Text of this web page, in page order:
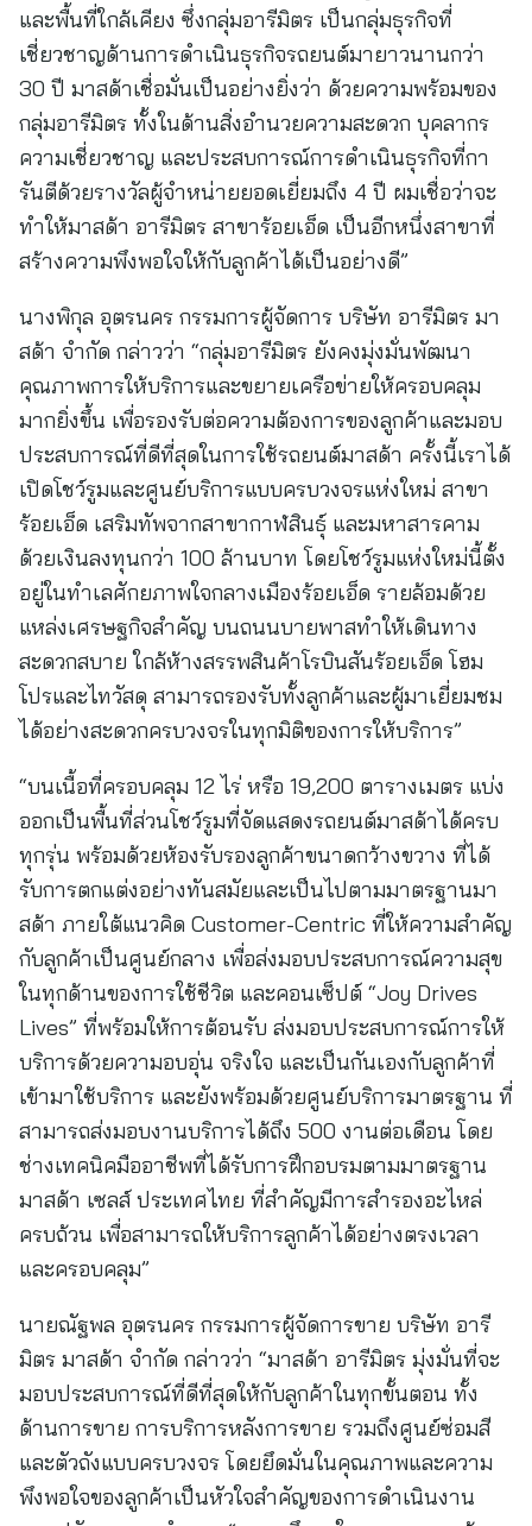
และพื้นที่ใกล้เคียง ซึ่งกลุ่มอารีมิตร เป็นกลุ่มธุรกิจที่
เชี่ยวชาญด้านการดำเนินธุรกิจรถยนต์มายาวนานกว่า
30 ปี มาสด้าเชื่อมั่นเป็นอย่างยิ่งว่า ด้วยความพร้อมของ
กลุ่มอารีมิตร ทั้งในด้านสิ่งอำนวยความสะดวก บุคลากร
ความเชี่ยวชาญ และประสบการณ์การดำเนินธุรกิจที่กา
รันตีด้วยรางวัลผู้จำหน่ายยอดเยี่ยมถึง 4 ปี ผมเชื่อว่าจะ
ทำให้มาสด้า อารีมิตร สาขาร้อยเอ็ด เป็นอีกหนึ่งสาขาที่
สร้างความพึงพอใจให้กับลูกค้าได้เป็นอย่างดี”
นางพิกุล อุตรนคร กรรมการผู้จัดการ บริษัท อารีมิตร มา
สด้า จำกัด กล่าวว่า “กลุ่มอารีมิตร ยังคงมุ่งมั่นพัฒนา
คุณภาพการให้บริการและขยายเครือข่ายให้ครอบคลุม
มากยิ่งขึ้น เพื่อรองรับต่อความต้องการของลูกค้าและมอบ
ประสบการณ์ที่ดีที่สุดในการใช้รถยนต์มาสด้า ครั้งนี้เราได้
เปิดโชว์รูมและศูนย์บริการแบบครบวงจรแห่งใหม่ สาขา
ร้อยเอ็ด เสริมทัพจากสาขากาฬสินธุ์ และมหาสารคาม
ด้วยเงินลงทุนกว่า 100 ล้านบาท โดยโชว์รูมแห่งใหม่นี้ตั้ง
อยู่ในทำเลศักยภาพใจกลางเมืองร้อยเอ็ด รายล้อมด้วย
แหล่งเศรษฐกิจสำคัญ บนถนนบายพาสทำให้เดินทาง
สะดวกสบาย ใกล้ห้างสรรพสินค้าโรบินสันร้อยเอ็ด โฮม
โปรและไทวัสดุ สามารถรองรับทั้งลูกค้าและผู้มาเยี่ยมชม
ได้อย่างสะดวกครบวงจรในทุกมิติของการให้บริการ”
“บนเนื้อที่ครอบคลุม 12 ไร่ หรือ 19,200 ตารางเมตร แบ่ง
ออกเป็นพื้นที่ส่วนโชว์รูมที่จัดแสดงรถยนต์มาสด้าได้ครบ
ทุกรุ่น พร้อมด้วยห้องรับรองลูกค้าขนาดกว้างขวาง ที่ได้
รับการตกแต่งอย่างทันสมัยและเป็นไปตามมาตรฐานมา
สด้า ภายใต้แนวคิด Customer-Centric ที่ให้ความสำคัญ
กับลูกค้าเป็นศูนย์กลาง เพื่อส่งมอบประสบการณ์ความสุข
ในทุกด้านของการใช้ชีวิต และคอนเซ็ปต์ “Joy Drives
Lives” ที่พร้อมให้การต้อนรับ ส่งมอบประสบการณ์การให้
บริการด้วยความอบอุ่น จริงใจ และเป็นกันเองกับลูกค้าที่
เข้ามาใช้บริการ และยังพร้อมด้วยศูนย์บริการมาตรฐาน ที่
สามารถส่งมอบงานบริการได้ถึง 500 งานต่อเดือน โดย
ช่างเทคนิคมืออาชีพที่ได้รับการฝึกอบรมตามมาตรฐาน
มาสด้า เซลส์ ประเทศไทย ที่สำคัญมีการสำรองอะไหล่
ครบถ้วน เพื่อสามารถให้บริการลูกค้าได้อย่างตรงเวลา
และครอบคลุม”
นายณัฐพล อุตรนคร กรรมการผู้จัดการขาย บริษัท อารี
มิตร มาสด้า จำกัด กล่าวว่า “มาสด้า อารีมิตร มุ่งมั่นที่จะ
มอบประสบการณ์ที่ดีที่สุดให้กับลูกค้าในทุกขั้นตอน ทั้ง
ด้านการขาย การบริการหลังการขาย รวมถึงศูนย์ซ่อมสี
และตัวถังแบบครบวงจร โดยยึดมั่นในคุณภาพและความ
พึงพอใจของลูกค้าเป็นหัวใจสำคัญของการดำเนินงาน